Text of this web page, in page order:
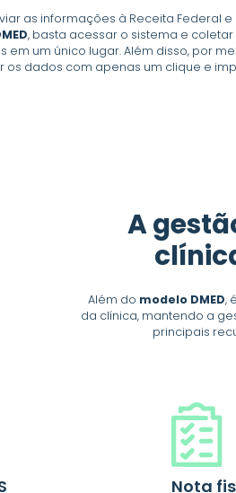
as informações à Receita Federal e
, basta acessar o sistema e
em um único lugar. Além disso, por
os dados com apenas um clique e
A
Além do modelo DMED,
da clínica, mantendo a
principais
Nota